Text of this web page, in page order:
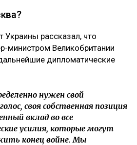
Украины рассказал, что
министром Великобритании
дипломатические
нужен свой
своя собственная позиция
вклад во все
усилия, которые могут
конец войне. Мы